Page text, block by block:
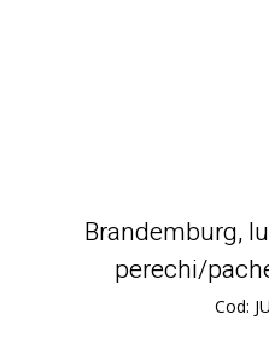
Brandemburg,
perechi/
Cod: